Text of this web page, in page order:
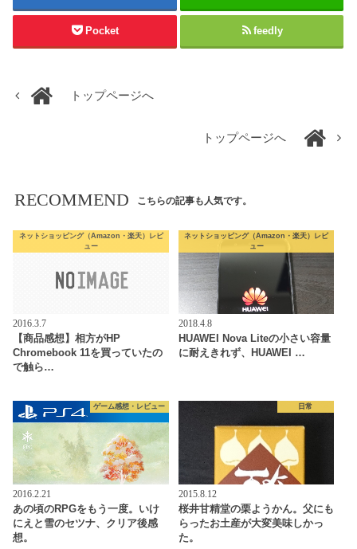
Pocket feedly
トップページへ
トップページへ
RECOMMEND こちらの記事も人気です。
ネットショッピング（Amazon・楽天）レビ
ュー
2016.3.7
【商品感想】相方がHP
Chromebook 11を買っていたの
で触ら…
ネットショッピング（Amazon・楽天）レビ
ュー
2018.4.8
HUAWEI Nova Liteの小さい容量
に耐えきれず、HUAWEI …
ゲーム感想・レビュー
2016.2.21
あの頃のRPGをもう一度。いけ
にえと雪のセツナ、クリア後感
想。
日常
2015.8.12
桜井甘精堂の栗ようかん。父にも
らったお土産が大変美味しかっ
た。